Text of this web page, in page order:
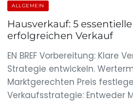
ALLGEMEIN
Hausverkauf: 5
erfolgreichen Verkauf
EN BREF Vorbereitung: Klare
Strategie entwickeln.
Marktgerechten Preis
Verkaufsstrategie: Entweder